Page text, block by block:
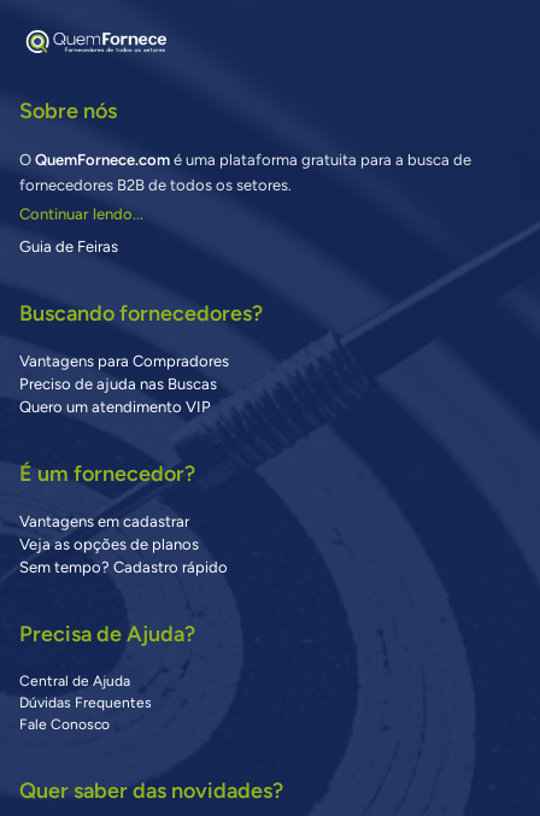
Sobre nós
O QuemFornece.com é uma plataforma gratuita para a busca de
fornecedores B2B de todos os setores.
Continuar lendo...
Guia de Feiras
Buscando fornecedores?
Vantagens para Compradores
Preciso de ajuda nas Buscas
Quero um atendimento VIP
É um fornecedor?
Vantagens em cadastrar
Veja as opções de planos
Sem tempo? Cadastro rápido
Precisa de Ajuda?
Central de Ajuda
Dúvidas Frequentes
Fale Conosco
Quer saber das novidades?